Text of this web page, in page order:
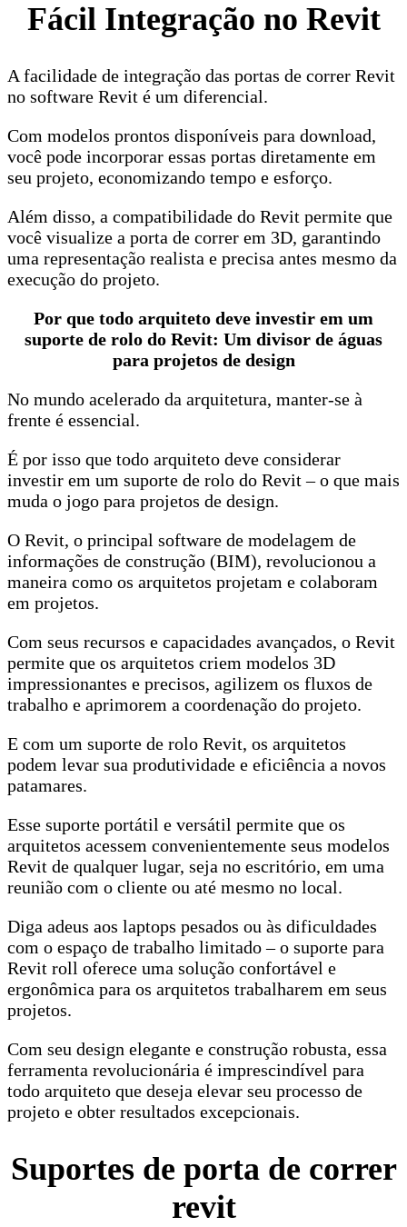
Fácil Integração no Revit
A facilidade de integração das portas de correr Revit
no software Revit é um diferencial.
Com modelos prontos disponíveis para download,
você pode incorporar essas portas diretamente em
seu projeto, economizando tempo e esforço.
Além disso, a compatibilidade do Revit permite que
você visualize a porta de correr em 3D, garantindo
uma representação realista e precisa antes mesmo da
execução do projeto.
Por que todo arquiteto deve investir em um
suporte de rolo do Revit: Um divisor de águas
para projetos de design
No mundo acelerado da arquitetura, manter-se à
frente é essencial.
É por isso que todo arquiteto deve considerar
investir em um suporte de rolo do Revit – o que mais
muda o jogo para projetos de design.
O Revit, o principal software de modelagem de
informações de construção (BIM), revolucionou a
maneira como os arquitetos projetam e colaboram
em projetos.
Com seus recursos e capacidades avançados, o Revit
permite que os arquitetos criem modelos 3D
impressionantes e precisos, agilizem os fluxos de
trabalho e aprimorem a coordenação do projeto.
E com um suporte de rolo Revit, os arquitetos
podem levar sua produtividade e eficiência a novos
patamares.
Esse suporte portátil e versátil permite que os
arquitetos acessem convenientemente seus modelos
Revit de qualquer lugar, seja no escritório, em uma
reunião com o cliente ou até mesmo no local.
Diga adeus aos laptops pesados ou às dificuldades
com o espaço de trabalho limitado – o suporte para
Revit roll oferece uma solução confortável e
ergonômica para os arquitetos trabalharem em seus
projetos.
Com seu design elegante e construção robusta, essa
ferramenta revolucionária é imprescindível para
todo arquiteto que deseja elevar seu processo de
projeto e obter resultados excepcionais.
Suportes de porta de correr
revit